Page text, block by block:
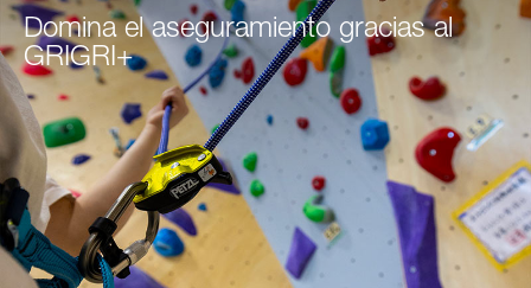
Domina el aseguramiento gracias al
GRIGRI+